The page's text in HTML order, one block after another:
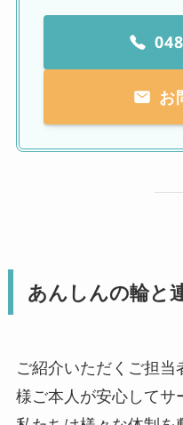
お
あんしんの輪と
ご紹介いただくご担
様ご本人が安心してサ